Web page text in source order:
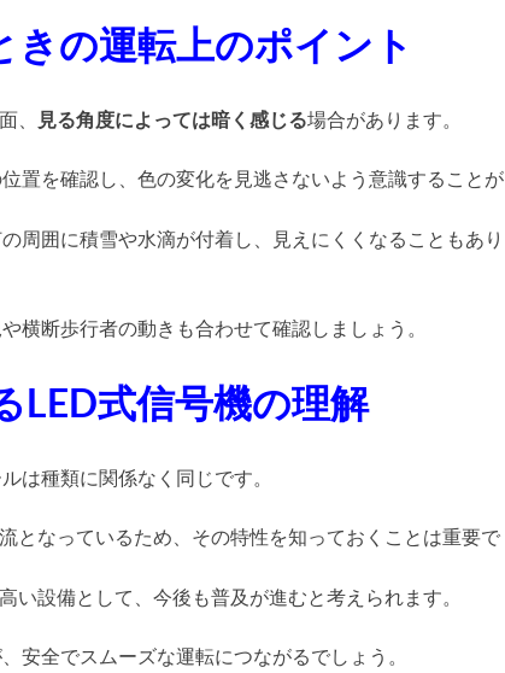
きの運転上のポイント
、 見る角度によっては暗く感じる場合があります。
置を確認し、色の変化を見逃さないよう意識することが
周囲に積雪や水滴が付着し、見えにくくなることもあり
横断歩行者の動きも合わせて確認しましょう。
LED式信号機の理解
は種類に関係なく同じです。
となっているため、その特性を知っておくことは重要で
い設備として、今後も普及が進むと考えられます。
安全でスムーズな運転につながるでしょう。